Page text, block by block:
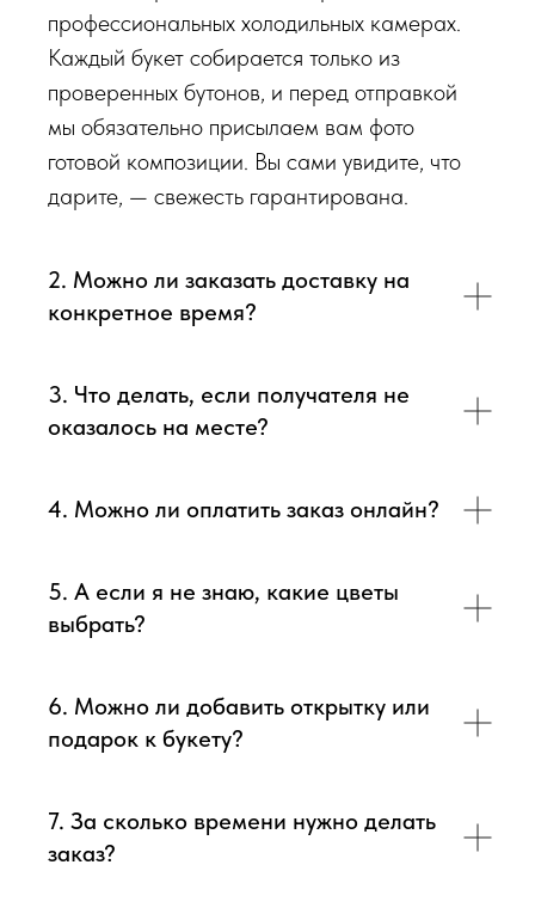
профессиональных холодильных камерах.
Каждый букет собирается только из
проверенных бутонов, и перед отправкой
мы обязательно присылаем вам фото
готовой композиции. Вы сами увидите, что
дарите, — свежесть гарантирована.
2. Можно ли заказать доставку на
конкретное время?
3. Что делать, если получателя не
оказалось на месте?
4. Можно ли оплатить заказ онлайн?
5. А если я не знаю, какие цветы
выбрать?
6. Можно ли добавить открытку или
подарок к букету?
7. За сколько времени нужно делать
заказ?